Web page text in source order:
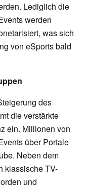
Lediglich die
werden
was sich
von eSports bald
des
die verstärkte
ein. Millionen von
über Portale
Neben dem
klassische TV-
und